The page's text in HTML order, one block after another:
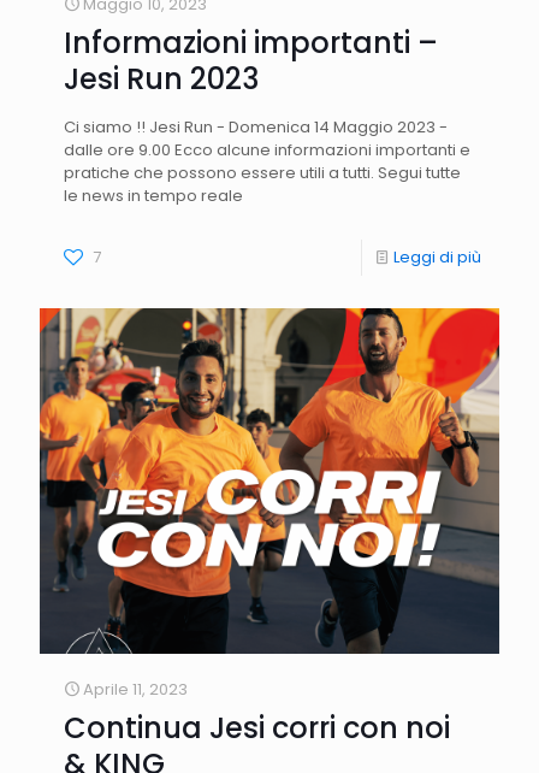
Maggio 10, 2023
Informazioni importanti –
Jesi Run 2023
Ci siamo !! Jesi Run - Domenica 14 Maggio 2023 -
dalle ore 9.00 Ecco alcune informazioni importanti e
pratiche che possono essere utili a tutti. Segui tutte
le news in tempo reale
7 Leggi di più
Aprile 11, 2023
Continua Jesi corri con noi
& KING